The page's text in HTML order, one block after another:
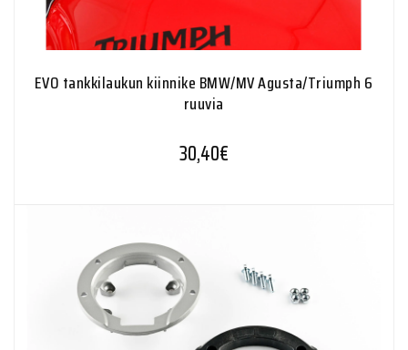
EVO tankkilaukun kiinnike BMW/MV Agusta/Triumph 6
ruuvia
30,40€